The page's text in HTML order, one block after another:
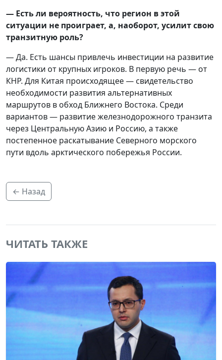
— Есть ли вероятность, что регион в этой
ситуации не проиграет, а, наоборот, усилит свою
транзитную роль?
— Да. Есть шансы привлечь инвестиции на развитие
логистики от крупных игроков. В первую речь — от
КНР. Для Китая происходящее — свидетельство
необходимости развития альтернативных
маршрутов в обход Ближнего Востока. Среди
вариантов — развитие железнодорожного транзита
через Центральную Азию и Россию, а также
постепенное раскатывание Северного морского
пути вдоль арктического побережья России.
← Назад
ЧИТАТЬ ТАКЖЕ